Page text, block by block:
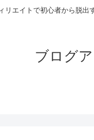
リエイトで初心者から脱出
ブログ